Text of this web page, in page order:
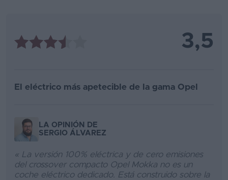
3,5
El eléctrico más apetecible de la gama Opel
LA OPINIÓN DE
SERGIO ÁLVAREZ
« La versión 100% eléctrica y de cero emisiones
del crossover compacto Opel Mokka no es un
coche eléctrico dedicado. Está construido sobre la